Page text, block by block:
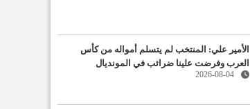
الأمير علي: المنتخب لم يتسلم أمواله من كأس
العرب وفرضت علينا ضرائب في المونديال
2026-08-04